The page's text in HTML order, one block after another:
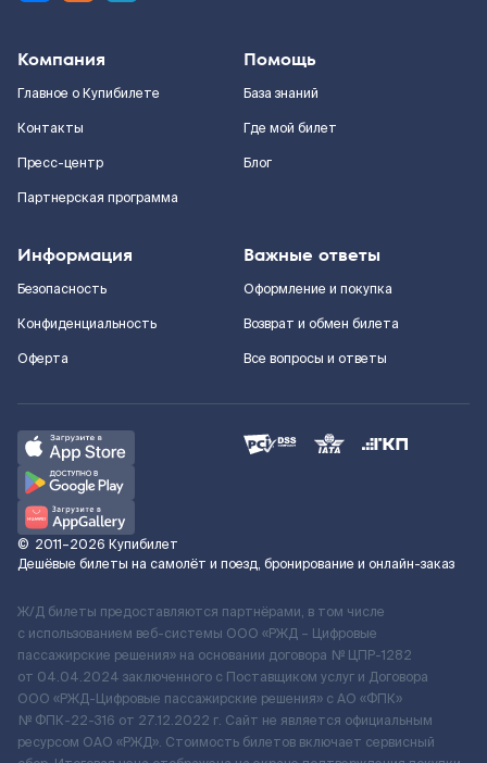
Компания
Главное о Купибилете
Контакты
Пресс-центр
Партнерская программа
Помощь
База знаний
Где мой билет
Блог
Информация
Безопасность
Конфиденциальность
Оферта
Важные ответы
Оформление и покупка
Возврат и обмен билета
Все вопросы и ответы
© 2011–2026 Купибилет
Дешёвые билеты на самолёт и поезд, бронирование и онлайн-заказ
Ж/Д билеты предоставляются партнёрами, в том числе
с использованием веб-системы ООО «РЖД – Цифровые
пассажирские решения» на основании договора № ЦПР-1282
от 04.04.2024 заключенного с Поставщиком услуг и Договора
ООО «РЖД-Цифровые пассажирские решения» c АО «ФПК»
№ ФПК-22-316 от 27.12.2022 г. Сайт не является официальным
ресурсом ОАО «РЖД». Стоимость билетов включает сервисный